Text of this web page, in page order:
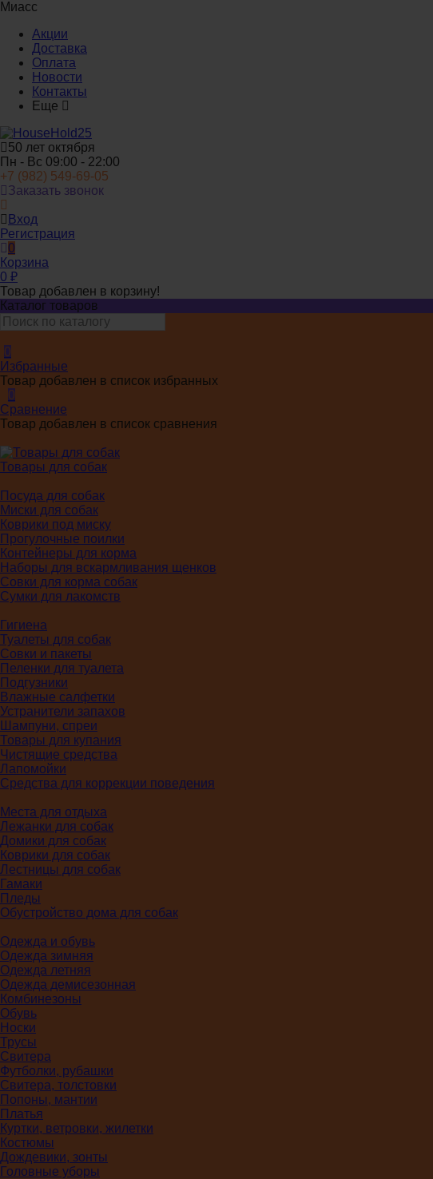
Миасс
Акции
Доставка
Оплата
Новости
Контакты
Еще
50 лет октября
Пн - Вс 09:00 - 22:00
+7 (982) 549-69-05
Заказать звонок
Вход
Регистрация
0
Корзина
0 ₽
Товар добавлен в корзину!
Каталог товаров
0
Избранные
Товар добавлен в список избранных
0
Сравнение
Товар добавлен в список сравнения
Товары для собак
Посуда для собак
Миски для собак
Коврики под миску
Прогулочные поилки
Контейнеры для корма
Наборы для вскармливания щенков
Совки для корма собак
Сумки для лакомств
Гигиена
Туалеты для собак
Совки и пакеты
Пеленки для туалета
Подгузники
Влажные салфетки
Устранители запахов
Шампуни, спреи
Товары для купания
Чистящие средства
Лапомойки
Средства для коррекции поведения
Места для отдыха
Лежанки для собак
Домики для собак
Коврики для собак
Лестницы для собак
Гамаки
Пледы
Обустройство дома для собак
Одежда и обувь
Одежда зимняя
Одежда летняя
Одежда демисезонная
Комбинезоны
Обувь
Носки
Трусы
Свитера
Футболки, рубашки
Свитера, толстовки
Попоны, мантии
Платья
Куртки, ветровки, жилетки
Костюмы
Дождевики, зонты
Головные уборы